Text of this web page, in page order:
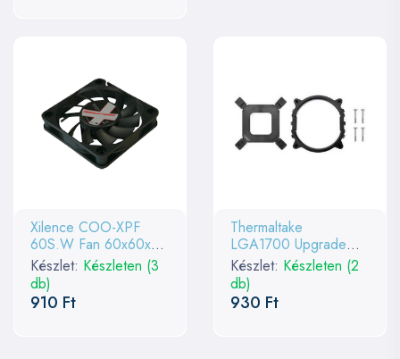
Xilence COO-XPF
60S.W Fan 60x60x12
White Box SlimLine
Készlet: Készleten (3
db)
910 Ft
Thermaltake
LGA1700 Upgrade
kit/Air Cooler/for
UX100 200
Készlet: Készleten (2
db)
930 Ft